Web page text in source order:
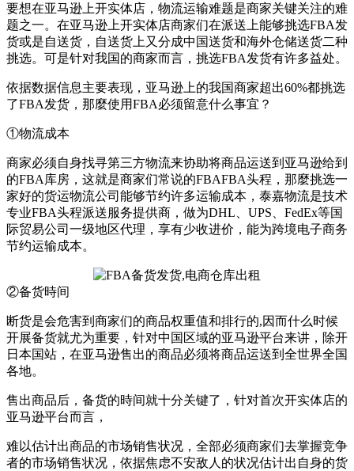
要想在亚马逊上开实体店，物流运输难题是商家关键关注的难
题之一。在亚马逊上开实体店商家们在派送上能够挑选FBA发
货或是自送货，自送货上又分成中国送货和海外仓储送货二种
挑选。可是针对我国的商家而言，挑选FBA发货有许多益处。
依据数据信息主要表现，亚马逊上的我国商家超出60%都挑选
了FBA发货，那麼使用FBA必须留意什么事宜？
①物流成本
商家必须自身找寻第三方物流来协助将商品运送到亚马逊给到
的FBA库房，这就是商家们常说的FBAFBA头程，那麼挑选一
家好的货运物流公司能够节约许多运输成本，泰嘉物流是技术
专业FBA头程派送服务提供商，做为DHL、UPS、FedEx等国
际贸易公司一级地区代理，享有少收进价，能为跨境电子商务
节约运输成本。
②备货時间
断货是会危害到商家们的商品权重值和排行的,因而什么时候
开展备货就尤为重要，针对中国区域的亚马逊平台来讲，除开
日本国站，在亚马逊售出的商品必须将商品运送到全世界全国
各地。
售出商品后，备货的時间就十分关键了，针对首次开实体店的
亚马逊平台而言，
难以估计出商品的市场销售状况，全部必须商家们去掌握竞争
者的市场销售状况，依据焦虑不安敌人的状况估计出自身的货